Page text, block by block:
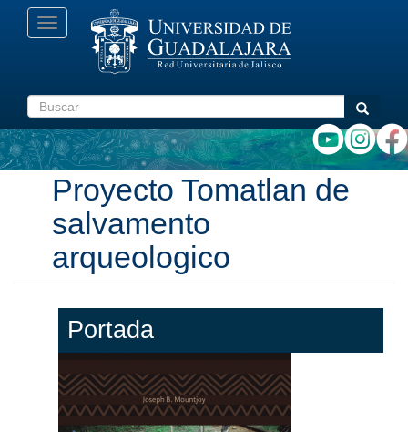
Pasar
Toggle
navigation
Buscar Buscar
Proyecto Tomatlan de
salvamento
arqueologico
Portada